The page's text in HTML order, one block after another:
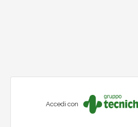
Accedi con